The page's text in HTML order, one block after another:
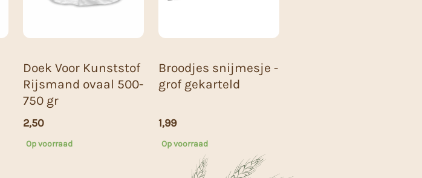
Doek Voor Kunststof
Rijsmand ovaal 500-
750 gr
2,50
Op voorraad
Broodjes snijmesje -
grof gekarteld
1,99
Op voorraad